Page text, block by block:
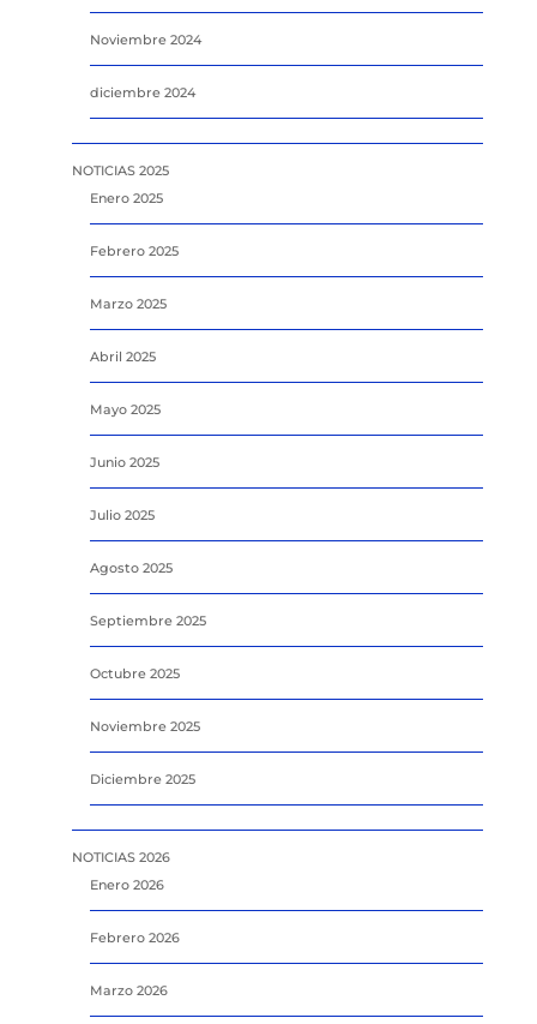
Noviembre 2024
diciembre 2024
NOTICIAS 2025
Enero 2025
Febrero 2025
Marzo 2025
Abril 2025
Mayo 2025
Junio 2025
Julio 2025
Agosto 2025
Septiembre 2025
Octubre 2025
Noviembre 2025
Diciembre 2025
NOTICIAS 2026
Enero 2026
Febrero 2026
Marzo 2026